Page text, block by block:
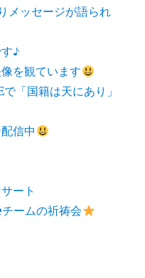
メッセージが語られ
♪
を観ています
「国籍は天にあり」
信中
ート
ームの祈祷会